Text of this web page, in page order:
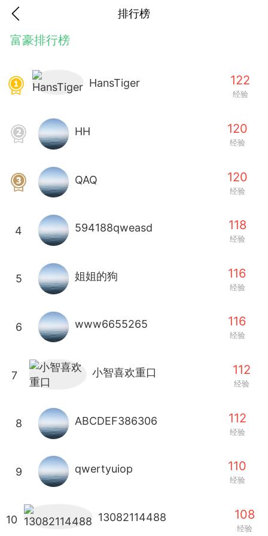
排行榜
富豪排行榜
味”的小姐
曲奇小饼干
HansTiger 122
经验
HH 120
经验
QAQ 120
经验
4 594188qweasd 118
经验
5 姐姐的狗 116
经验
6 www6655265 116
经验
7 小智喜欢重口 112
经验
8 ABCDEF386306 112
经验
9 qwertyuiop 110
经验
10 13082114488 108
经验